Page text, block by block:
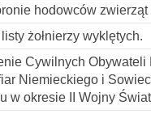
hodowców zwierząt
żołnierzy wyklętych.
Cywilnych Obywateli
Niemieckiego i
w okresie II Wojny